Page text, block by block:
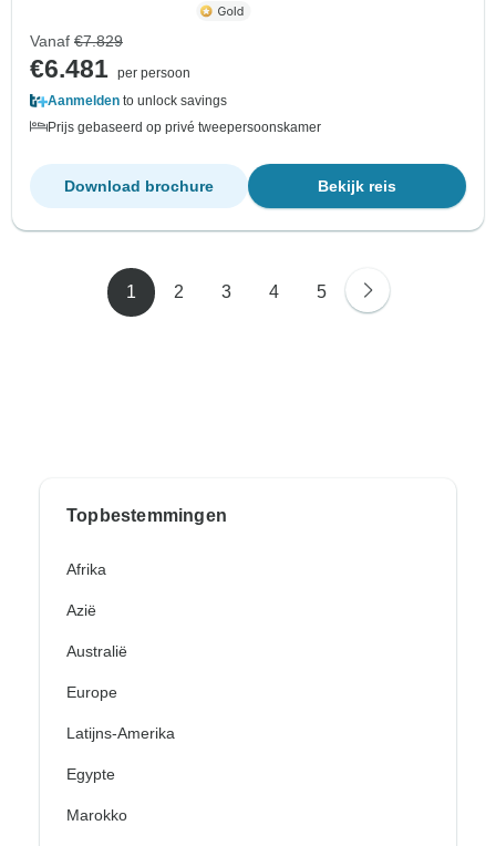
Vanaf €7.829
€6.481 per persoon
Aanmelden to unlock savings
Prijs gebaseerd op privé tweepersoonskamer
Bekijk reis
Download brochure
1 2 3 4 5
Topbestemmingen
Afrika
Azië
Australië
Europe
Latijns-Amerika
Egypte
Marokko